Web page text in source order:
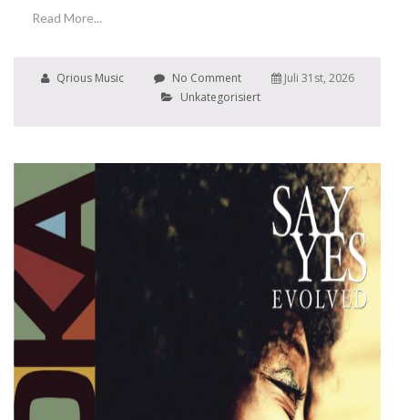
Read More...
Qrious Music No Comment
Juli 31st, 2026
Unkategorisiert